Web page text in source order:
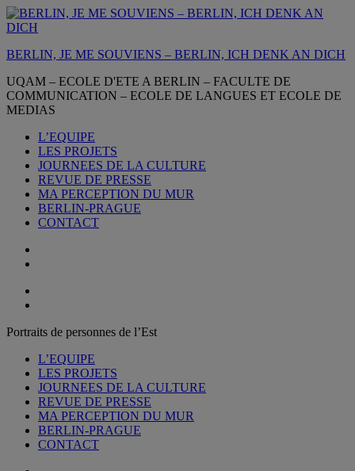
Aller
au
BERLIN, JE ME SOUVIENS – BERLIN, ICH DENK AN DICH
UQAM – ECOLE D'ETE A BERLIN – FACULTE DE
COMMUNICATION – ECOLE DE LANGUES ET ECOLE DE
MEDIAS
L’EQUIPE
LES PROJETS
JOURNEES DE LA CULTURE
REVUE DE PRESSE
MA PERCEPTION DU MUR
BERLIN-PRAGUE
CONTACT
Portraits de personnes de l’Est
L’EQUIPE
LES PROJETS
JOURNEES DE LA CULTURE
REVUE DE PRESSE
MA PERCEPTION DU MUR
BERLIN-PRAGUE
CONTACT